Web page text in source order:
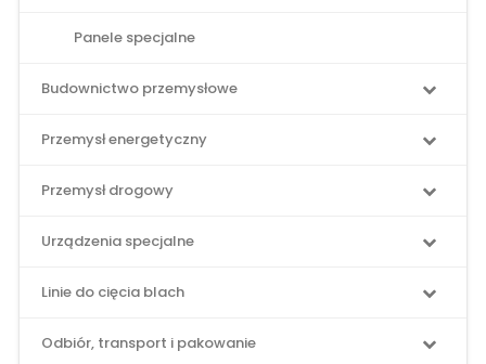
Panele specjalne
Budownictwo przemysłowe
Przemysł energetyczny
Przemysł drogowy
Urządzenia specjalne
Linie do cięcia blach
Odbiór, transport i pakowanie